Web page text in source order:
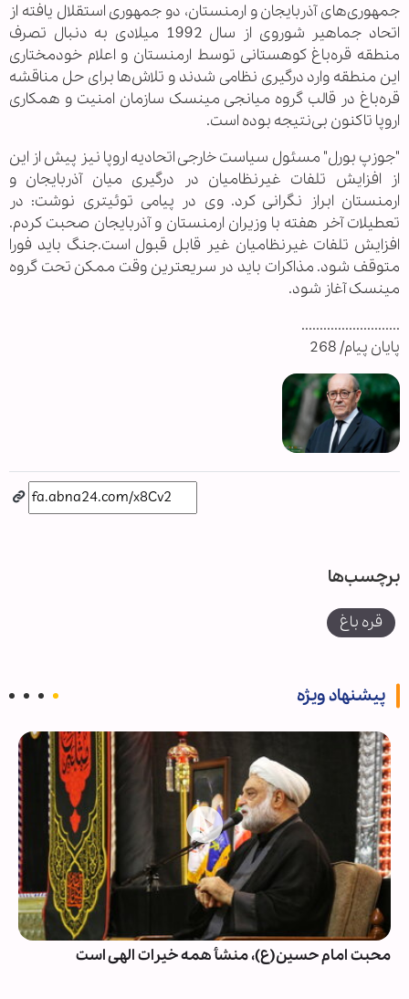
جمهوری‌های آذربایجان و ارمنستان، دو جمهوری استقلال یافته از
اتحاد جماهیر شوروی از سال 1992 میلادی به دنبال تصرف
منطقه قره‌باغ کوهستانی توسط ارمنستان و اعلام خودمختاری
این منطقه وارد درگیری نظامی شدند و تلاش‌ها برای حل مناقشه
قره‌باغ در قالب گروه میانجی مینسک سازمان امنیت و همکاری
اروپا تاکنون بی‌نتیجه بوده است.
"جوزپ بورل" مسئول سیاست خارجی اتحادیه اروپا نیز پیش از این
از افزایش تلفات غیرنظامیان در درگیری میان آذربایجان و
ارمنستان ابراز نگرانی کرد. وی در پیامی توئیتری نوشت: در
تعطیلات آخر هفته با وزیران ارمنستان و آذربایجان صحبت کردم.
افزایش تلفات غیرنظامیان غیر قابل قبول است.جنگ باید فورا
متوقف شود. مذاکرات باید در سریعترین وقت ممکن تحت گروه
مینسک آغاز شود.
...........................
پایان پیام/ 268
برچسب‌ها
قره باغ
پیشنهاد ویژه
محبت امام حسین(ع)، منشأ همه خیرات الهی است